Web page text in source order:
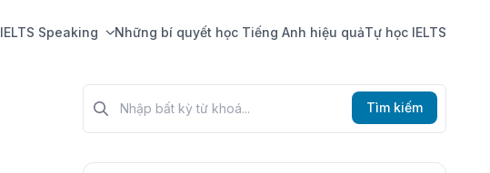
IELTS Speaking Những bí quyết học Tiếng Anh hiệu quảTự học IELTS
Tìm kiếm?>
Tìm kiếm